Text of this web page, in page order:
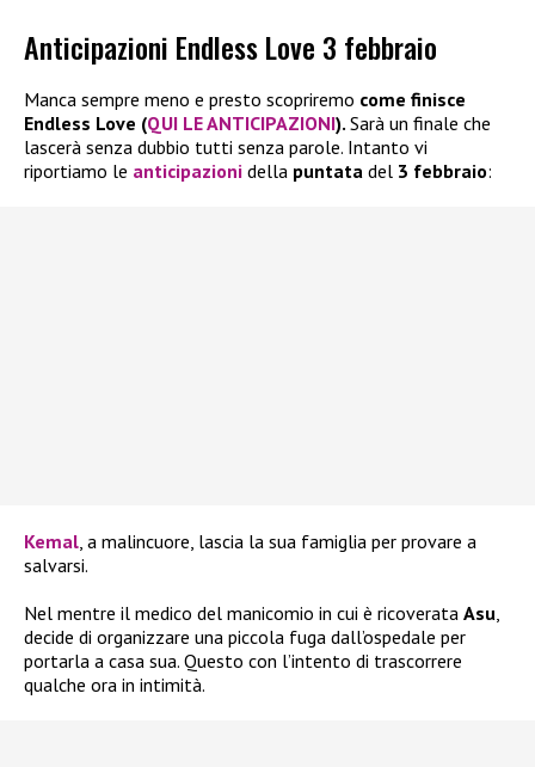
Anticipazioni Endless Love 3 febbraio
Manca sempre meno e presto scopriremo come finisce
Endless Love (QUI LE ANTICIPAZIONI). Sarà un finale che
lascerà senza dubbio tutti senza parole. Intanto vi
riportiamo le anticipazioni della puntata del 3 febbraio:
Kemal , a malincuore, lascia la sua famiglia per provare a
salvarsi.
Nel mentre il medico del manicomio in cui è ricoverata Asu
decide di organizzare una piccola fuga dall’ospedale per
portarla a casa sua. Questo con l’intento di trascorrere
qualche ora in intimità.